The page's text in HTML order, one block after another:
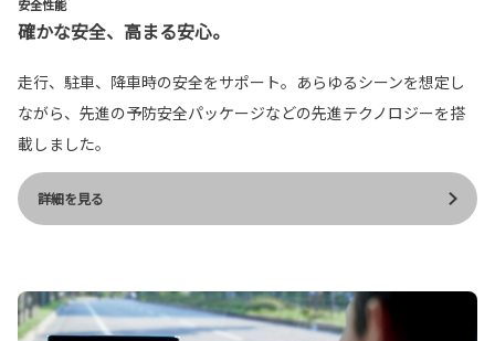
安全性能
確かな安全、高まる安心。
走行、駐車、降車時の安全をサポート。あらゆるシーンを想定し
ながら、先進の予防安全パッケージなどの先進テクノロジーを搭
載しました。
詳細を見る